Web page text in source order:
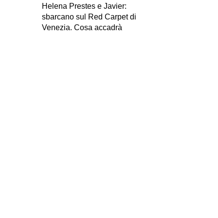
Helena Prestes e Javier:
sbarcano sul Red Carpet di
Venezia. Cosa accadrà